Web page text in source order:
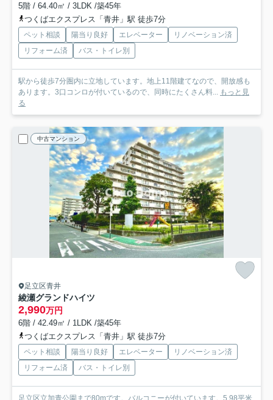
5階 / 64.40㎡ / 3LDK /築45年
つくばエクスプレス「青井」駅 徒歩7分
ペット相談 陽当り良好 エレベーター
リノベーション済
リフォーム済
バス・トイレ別
駅から徒歩7分圏内に立地しています。地上11階建てなので、開放感も
あります。3口コンロが付いているので、同時にたくさん料... もっと見
る
中古マンション
足立区青井
綾瀬グランドハイツ
2,990万円
6階 / 42.49㎡ / 1LDK /築45年
つくばエクスプレス「青井」駅 徒歩7分
ペット相談 陽当り良好 エレベーター
リノベーション済
リフォーム済
バス・トイレ別